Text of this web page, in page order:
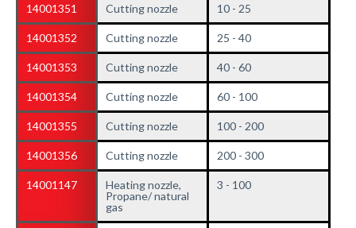
14001351 Cutting nozzle 10 - 25
14001352 Cutting nozzle 25 - 40
14001353 Cutting nozzle 40 - 60
14001354 Cutting nozzle 60 - 100
14001355 Cutting nozzle 100 - 200
14001356 Cutting nozzle 200 - 300
14001147
Heating nozzle,
Propane/ natural
gas
3 - 100